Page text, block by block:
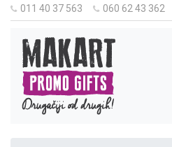
011 40 37 563 060 62 43 362